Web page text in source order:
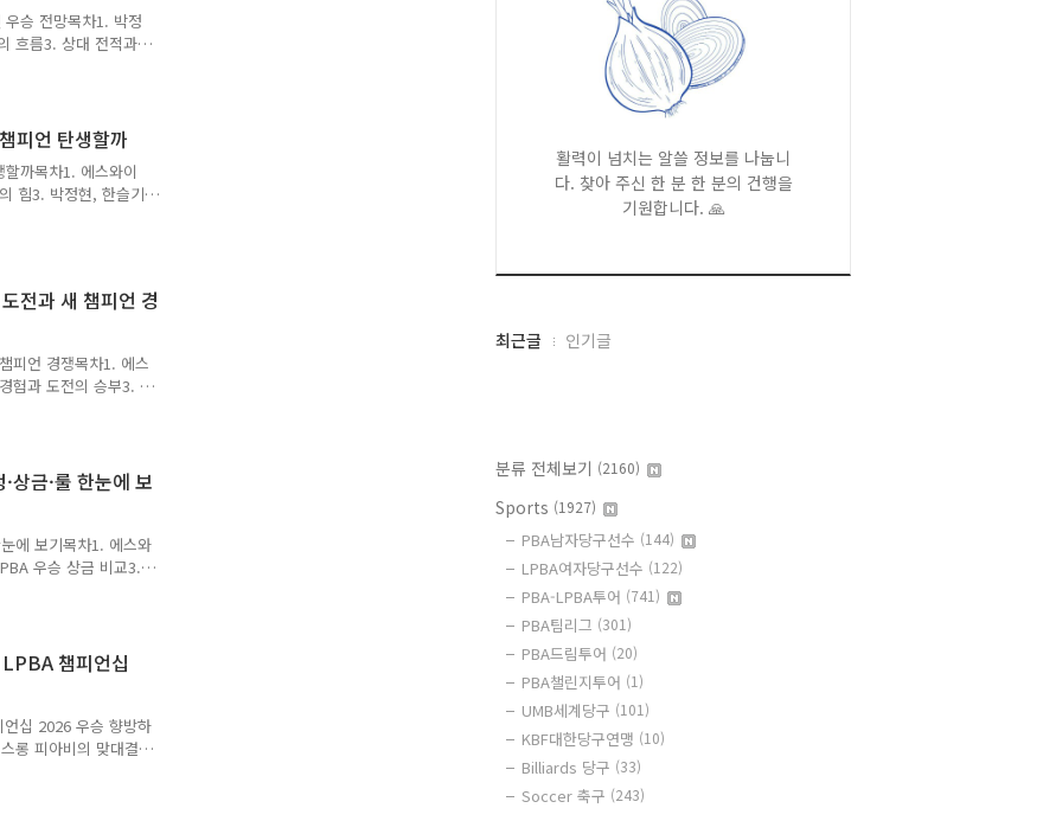
승 전망목차1. 박정
흐름3. 상대 전적과
정현 강유진 결승이
정현과 강유진의 맞
구를 오래 본 팬이라
틸까?”라는 생각을 하
름, 상대 전적, 우승
스와이 L..
피언 탄생할까
까목차1. 에스와이
힘3. 박정현, 한슬기
4강 결과 핵심
중심의 흐름을 흔든
LPBA 4강은 5전 3선승
, 박정현은 한슬기
분은..
전과 새 챔피언 경
피언 경쟁목차1. 에스
험과 도전의 승부3. 한
인트에스와이 LPBA
이 4강 준결승 단계에
도전이 함께 걸린 흥미
올라설지, 아니면 새
준결승 대진은 김민
금·룰 한눈에 보
에 보기목차1. 에스와
우승 상금 비교3.
두면 좋은 승부 포인
LPBA 개인전 흐
십 경쟁에 직접 영
다를까?”라는 생각이
십 일정, 상금, 경기
챔피언십
십 2026 우승 향방하
롱 피아비의 맞대결로
, 이번 결승은 단순
우승과 프로당구 누
활력이 넘치는 알쓸 정보를 나눕니
다. 찾아 주신 한 분 한 분의 건행을
기원합니다. 🙏
최
기
글
최근글 인기글
분류 전체보기 (2160)
Sports (1927)
PBA남자당구선수 (144)
LPBA여자당구선수 (122)
PBA-LPBA투어 (741)
PBA팀리그 (301)
PBA드림투어 (20)
PBA챌린지투어 (1)
UMB세계당구 (101)
KBF대한당구연맹 (10)
Billiards 당구 (33)
Soccer 축구 (243)